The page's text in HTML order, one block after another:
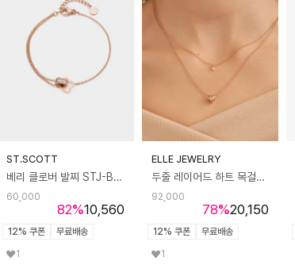
ST.SCOTT
베리 클로버 발찌 STJ-BF1315RG
82%
60,000
10,560
12% 쿠폰
무료배송
1
ELLE JEWELRY
두줄 레이어드 하트 목걸이 ELBRNN247 (14K Gold Plated)
78%
92,000
20,150
12% 쿠폰
무료배송
1